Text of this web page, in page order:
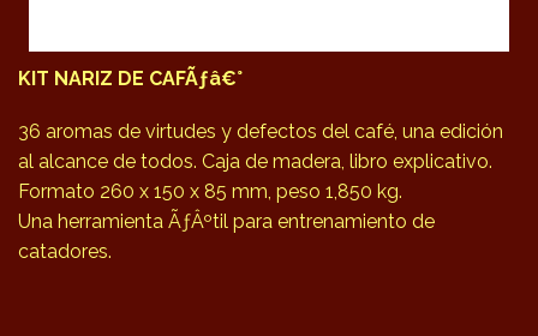
KIT NARIZ DE CAFÃƒâ€°
36 aromas de virtudes y defectos del café, una edición
al alcance de todos. Caja de madera, libro explicativo.
Formato 260 x 150 x 85 mm, peso 1,850 kg.
Una herramienta ÃƒÂºtil para entrenamiento de
catadores.